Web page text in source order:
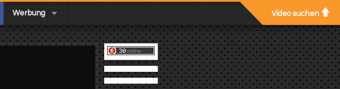
Werbung Video suchen